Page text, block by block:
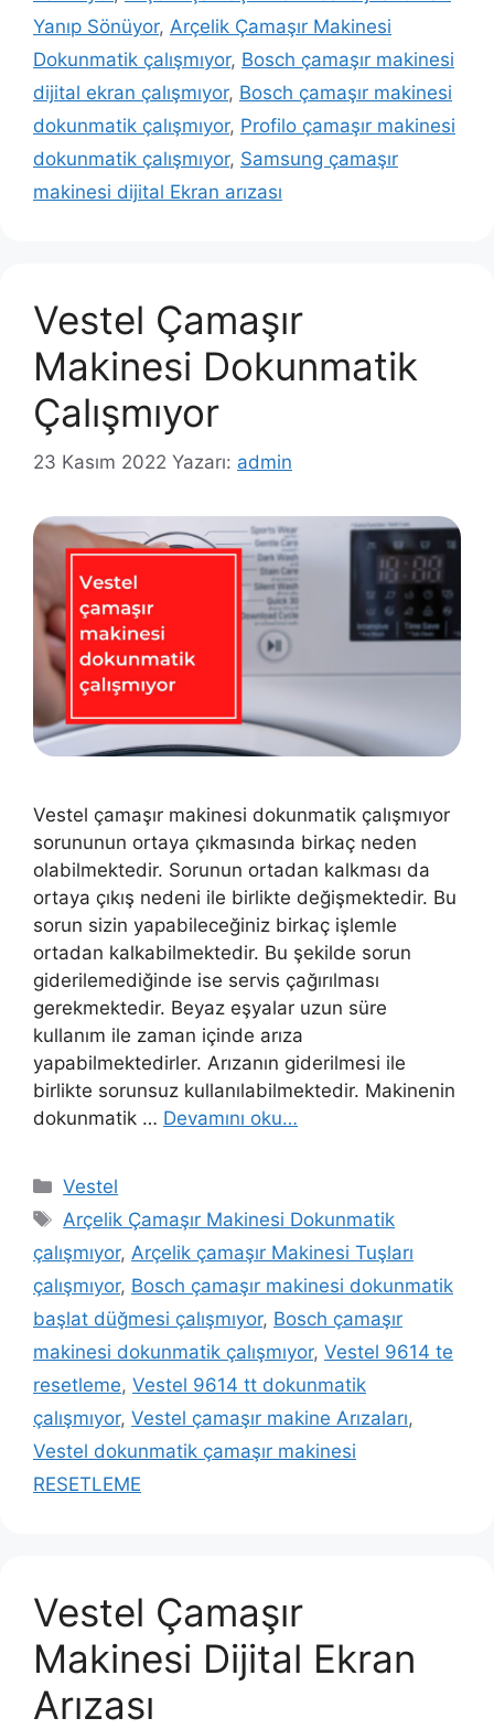
Yanıp Sönüyor, Arçelik Çamaşır Makinesi
Dokunmatik çalışmıyor, Bosch çamaşır makinesi
dijital ekran çalışmıyor, Bosch çamaşır makinesi
dokunmatik çalışmıyor, Profilo çamaşır makinesi
dokunmatik çalışmıyor, Samsung çamaşır
makinesi dijital Ekran arızası
Vestel Çamaşır
Makinesi Dokunmatik
Çalışmıyor
23 Kasım 2022 Yazarı: admin
Vestel çamaşır makinesi dokunmatik çalışmıyor
sorununun ortaya çıkmasında birkaç neden
olabilmektedir. Sorunun ortadan kalkması da
ortaya çıkış nedeni ile birlikte değişmektedir. Bu
sorun sizin yapabileceğiniz birkaç işlemle
ortadan kalkabilmektedir. Bu şekilde sorun
giderilemediğinde ise servis çağırılması
gerekmektedir. Beyaz eşyalar uzun süre
kullanım ile zaman içinde arıza
yapabilmektedirler. Arızanın giderilmesi ile
birlikte sorunsuz kullanılabilmektedir. Makinenin
dokunmatik … Devamını oku…
Kategoriler
Vestel
Etiketler
Arçelik Çamaşır Makinesi Dokunmatik
çalışmıyor, Arçelik çamaşır Makinesi Tuşları
çalışmıyor, Bosch çamaşır makinesi dokunmatik
başlat düğmesi çalışmıyor, Bosch çamaşır
makinesi dokunmatik çalışmıyor, Vestel 9614 te
resetleme, Vestel 9614 tt dokunmatik
çalışmıyor, Vestel çamaşır makine Arızaları,
Vestel dokunmatik çamaşır makinesi
RESETLEME
Vestel Çamaşır
Makinesi Dijital Ekran
Arızası